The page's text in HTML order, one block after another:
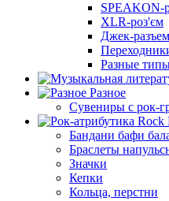
SPEAKON-
XLR-роз'єм
Джек-разъем
Разные
Разное
Сувениры с рок-
Бандани бафи
Браслеты
Значки
Кепки
Кольца, перстни